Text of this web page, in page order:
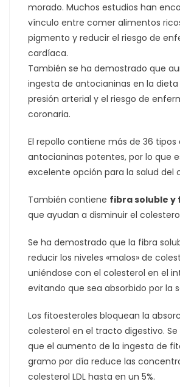
morado. Muchos estudios han
vínculo entre comer alimentos
pigmento y reducir el riesgo de
cardíaca.
También se ha demostrado que
ingesta de antocianinas en la
presión arterial y el riesgo de
coronaria.
El repollo contiene más de 36
antocianinas potentes, por lo que
excelente opción para la salud del
También contiene fibra soluble
que ayudan a disminuir el colesterol
Se ha demostrado que la fibra
reducir los niveles «malos» de
uniéndose con el colesterol en el
evitando que sea absorbido por la
Los fitoesteroles bloquean la
colesterol en el tracto digestivo.
que el aumento de la ingesta de
gramo por día reduce las
colesterol LDL hasta en un 5%.